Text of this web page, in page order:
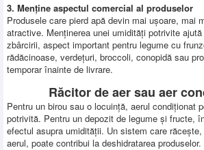
3. Menține aspectul comercial al produselor
Produsele care pierd apă devin mai ușoare, mai
atractive. Menținerea unei umidități potrivite
zbârcirii, aspect important pentru legume cu
rădăcinoase, verdețuri, broccoli, conopidă sau
temporar înainte de livrare.
Răcitor de aer sau aer
Pentru un birou sau o locuință, aerul condiționat
potrivită. Pentru un depozit de legume și fructe,
efectul asupra umidității. Un sistem care
aerul, poate contribui la deshidratarea produselor.